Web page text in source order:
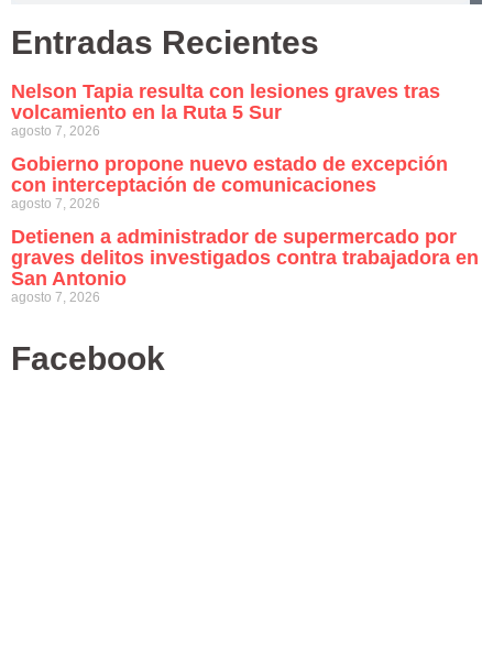
Entradas Recientes
Nelson Tapia resulta con lesiones graves tras
volcamiento en la Ruta 5 Sur
agosto 7, 2026
Gobierno propone nuevo estado de excepción
con interceptación de comunicaciones
agosto 7, 2026
Detienen a administrador de supermercado por
graves delitos investigados contra trabajadora en
San Antonio
agosto 7, 2026
Facebook